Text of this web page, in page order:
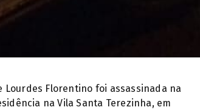
Florentino foi assassinada na
na Vila Santa Terezinha, em